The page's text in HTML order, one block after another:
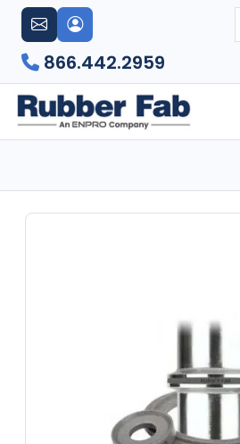
866.442.2959